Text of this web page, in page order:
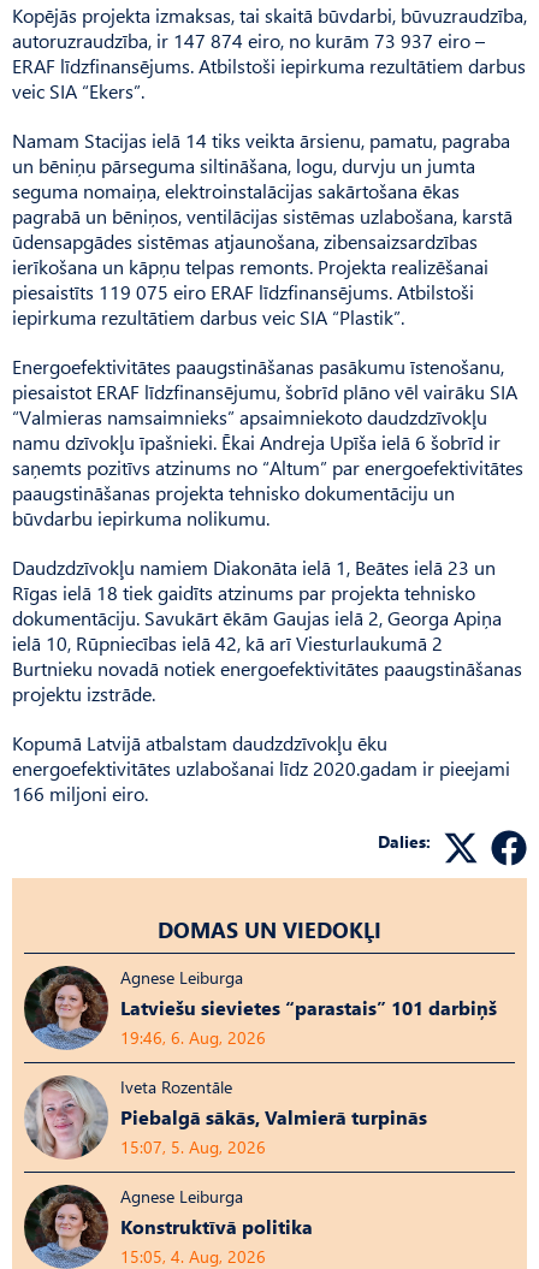
Kopējās projekta izmaksas, tai skaitā būvdarbi, būvuzraudzība,
autoruzraudzība, ir 147 874 eiro, no kurām 73 937 eiro –
ERAF līdzfinansējums. Atbilstoši iepirkuma rezultātiem darbus
veic SIA “Ekers”.
Namam Stacijas ielā 14 tiks veikta ārsienu, pamatu, pagraba
un bēniņu pārseguma siltināšana, logu, durvju un jumta
seguma nomaiņa, elektroinstalācijas sakārtošana ēkas
pagrabā un bēniņos, ventilācijas sistēmas uzlabošana, karstā
ūdensapgādes sistēmas atjaunošana, zibensaizsardzības
ierīkošana un kāpņu telpas remonts. Projekta realizēšanai
piesaistīts 119 075 eiro ERAF līdzfinansējums. Atbilstoši
iepirkuma rezultātiem darbus veic SIA “Plastik”.
Energoefektivitātes paaugstināšanas pasākumu īstenošanu,
piesaistot ERAF līdzfinansējumu, šobrīd plāno vēl vairāku SIA
“Valmieras namsaimnieks” apsaimniekoto daudzdzīvokļu
namu dzīvokļu īpašnieki. Ēkai Andreja Upīša ielā 6 šobrīd ir
saņemts pozitīvs atzinums no “Altum” par energoefektivitātes
paaugstināšanas projekta tehnisko dokumentāciju un
būvdarbu iepirkuma nolikumu.
Daudzdzīvokļu namiem Diakonāta ielā 1, Beātes ielā 23 un
Rīgas ielā 18 tiek gaidīts atzinums par projekta tehnisko
dokumentāciju. Savukārt ēkām Gaujas ielā 2, Georga Apiņa
ielā 10, Rūpniecības ielā 42, kā arī Viesturlaukumā 2
Burtnieku novadā notiek energoefektivitātes paaugstināšanas
projektu izstrāde.
Kopumā Latvijā atbalstam daudzdzīvokļu ēku
energoefektivitātes uzlabošanai līdz 2020.gadam ir pieejami
166 miljoni eiro.
Dalies:
DOMAS UN VIEDOKĻI
Agnese Leiburga
Latviešu sievietes “parastais” 101 darbiņš
19:46, 6. Aug, 2026
Iveta Rozentāle
Piebalgā sākās, Valmierā turpinās
15:07, 5. Aug, 2026
Agnese Leiburga
Konstruktīvā politika
15:05, 4. Aug, 2026